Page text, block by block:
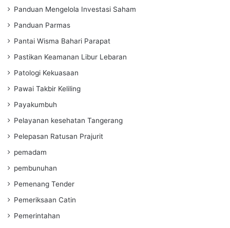
Panduan Mengelola Investasi Saham
Panduan Parmas
Pantai Wisma Bahari Parapat
Pastikan Keamanan Libur Lebaran
Patologi Kekuasaan
Pawai Takbir Keliling
Payakumbuh
Pelayanan kesehatan Tangerang
Pelepasan Ratusan Prajurit
pemadam
pembunuhan
Pemenang Tender
Pemeriksaan Catin
Pemerintahan